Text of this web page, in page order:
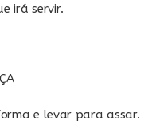
irá servir.
e levar para assar.